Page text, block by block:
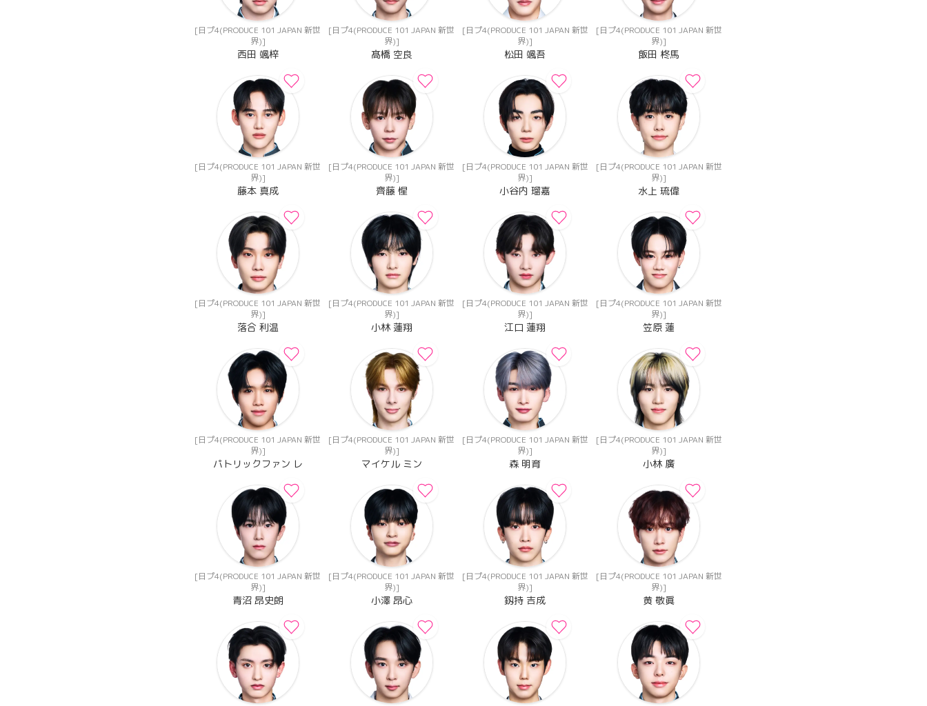
[日プ4(PRODUCE 101 JAPAN 新世
界)]
西田 颯梓
[日プ4(PRODUCE 101 JAPAN 新世
界)]
髙橋 空良
[日プ4(PRODUCE 101 JAPAN 新世
界)]
松田 颯吾
[日プ4(PRODUCE 101 JAPAN 新世
界)]
飯田 柊馬
[日プ4(PRODUCE 101 JAPAN 新世
界)]
藤本 真成
[日プ4(PRODUCE 101 JAPAN 新世
界)]
齊藤 惺
[日プ4(PRODUCE 101 JAPAN 新世
界)]
小谷内 瑠嘉
[日プ4(PRODUCE 101 JAPAN 新世
界)]
水上 琉偉
[日プ4(PRODUCE 101 JAPAN 新世
界)]
落合 利温
[日プ4(PRODUCE 101 JAPAN 新世
界)]
小林 蓮翔
[日プ4(PRODUCE 101 JAPAN 新世
界)]
江口 蓮翔
[日プ4(PRODUCE 101 JAPAN 新世
界)]
笠原 蓮
[日プ4(PRODUCE 101 JAPAN 新世
界)]
パトリックファン レ
[日プ4(PRODUCE 101 JAPAN 新世
界)]
マイケル ミン
[日プ4(PRODUCE 101 JAPAN 新世
界)]
森 明育
[日プ4(PRODUCE 101 JAPAN 新世
界)]
小林 廣
[日プ4(PRODUCE 101 JAPAN 新世
界)]
青沼 昂史朗
[日プ4(PRODUCE 101 JAPAN 新世
界)]
小澤 昂心
[日プ4(PRODUCE 101 JAPAN 新世
界)]
釼持 吉成
[日プ4(PRODUCE 101 JAPAN 新世
界)]
黄 敬眞